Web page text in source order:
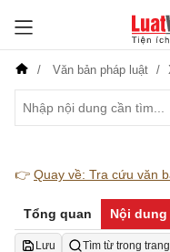
Văn bản pháp luật
👉 Quay về: Tra cứu văn
Tổng quan Nội dung
Lưu Tìm từ trong trang